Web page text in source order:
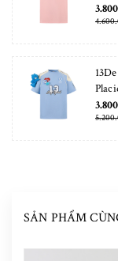
SẢN PHẨM